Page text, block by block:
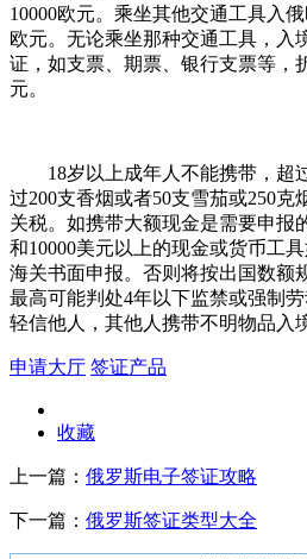
10000欧元。乘坐其他交通工具入
欧元。无论乘坐那种交通工具，入
证，如支票、期票、银行支票等，
元。
18岁以上成年人不能携带，超
过200支香烟或者50支雪茄或250克
关税。如携带大额现金是需要申报
和10000美元以上的现金或货币工
海关书面申报。否则将按出国数额
最高可能判处4年以下监禁或强制
轻信他人，其他人携带不明物品入
申请大厅 签证产品
收藏
上一篇： 俄罗斯电子签证攻略
下一篇： 俄罗斯签证类型大全